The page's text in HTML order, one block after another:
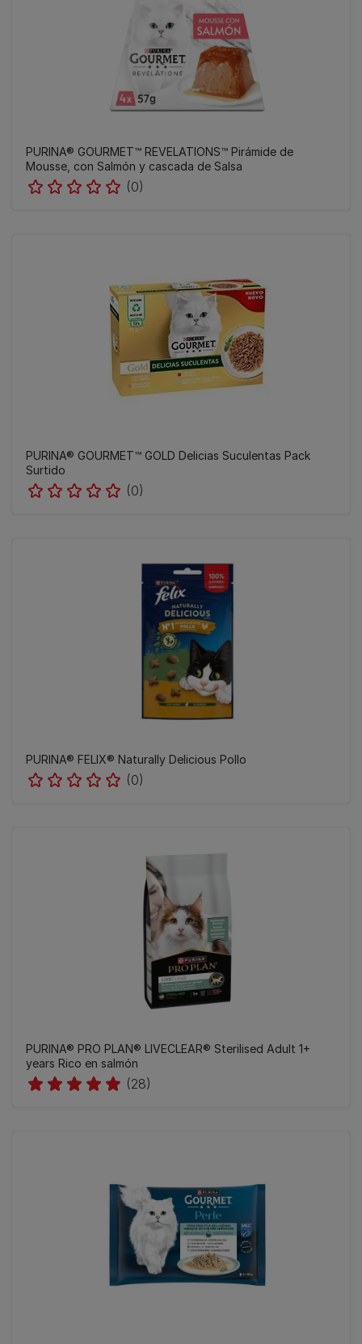
PURINA® GOURMET™ REVELATIONS™ Pirámide de
Mousse, con Salmón y cascada de Salsa
(0)
PURINA® GOURMET™ GOLD Delicias Suculentas Pack
Surtido
(0)
PURINA® FELIX® Naturally Delicious Pollo
(0)
PURINA® PRO PLAN® LIVECLEAR® Sterilised Adult 1+
years Rico en salmón
(28)